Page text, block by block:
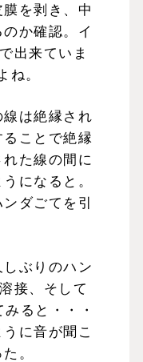
を剥き、中
か確認。イ
出来ていま
ね。
は絶縁され
ことで絶縁
た線の間に
になると。
ダごてを引
ぶりのハン
接、そして
ると・・・
に音が聞こ
。